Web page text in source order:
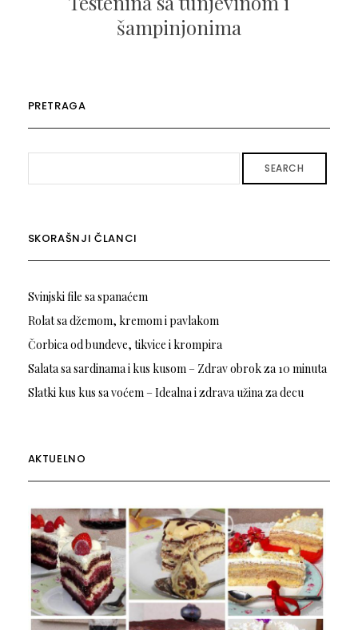
šampinjonima
PRETRAGA
SEARCH
SKORAŠNJI ČLANCI
Svinjski file sa spanaćem
Rolat sa džemom, kremom i pavlakom
Čorbica od bundeve, tikvice i krompira
Salata sa sardinama i kus kusom – Zdrav obrok za 10 minuta
Slatki kus kus sa voćem – Idealna i zdrava užina za decu
AKTUELNO